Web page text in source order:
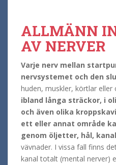
ALLMÄNN
AV NERVER
Varje nerv mellan
nervsystemet och den
huden, muskler, körtlar eller
ibland långa sträckor, i
och även olika
ett eller annat område
genom öljetter, hål,
vävnader. I vissa fall finns
kanal totalt (mental nerver)